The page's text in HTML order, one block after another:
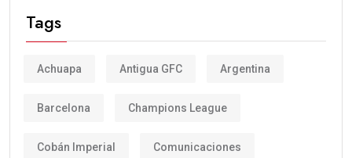
Tags
Achuapa Antigua GFC Argentina
Barcelona Champions League
Cobán Imperial Comunicaciones